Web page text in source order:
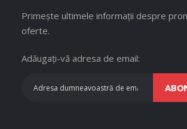
Primește ultimele informații despre
oferte.
Adăugați-vă adresa de email: